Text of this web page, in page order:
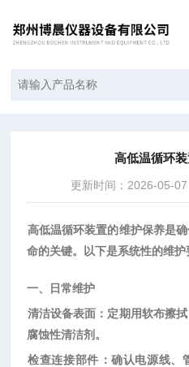
高低温循环
更新时间：2026-05-07
高低温循环装置的维护保养是
命的关键。以下是系统性的维护
一、日常维护
清洁设备表面 ：定期用软布擦
腐蚀性清洁剂。
检查连接部件 ：确认电源线